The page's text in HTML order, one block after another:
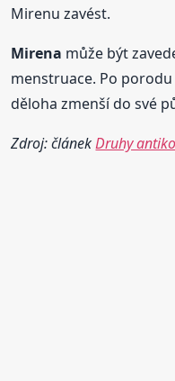
Mirenu zavést.
Mirena může být
menstruace. Po porodu
děloha zmenší do své
Zdroj: článekDruhy